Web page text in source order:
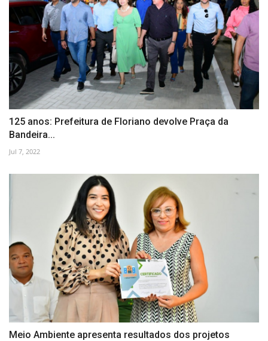
125 anos: Prefeitura de Floriano devolve Praça da
Bandeira...
Jul 7, 2022
Meio Ambiente apresenta resultados dos projetos